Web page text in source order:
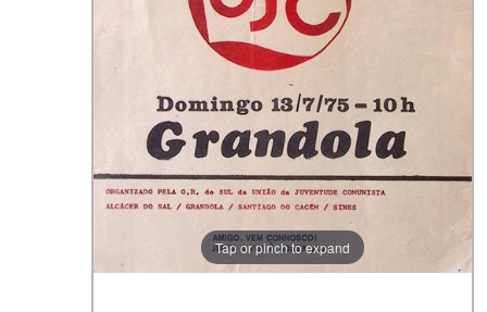
Tap or pinch to expand